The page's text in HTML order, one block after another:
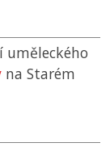
uměleckého
na Starém